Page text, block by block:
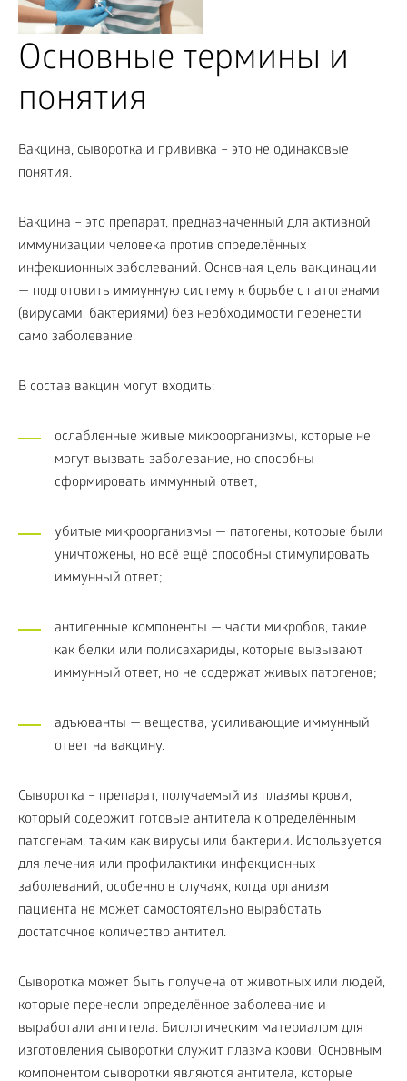
Основные термины и
понятия
Вакцина, сыворотка и прививка – это не одинаковые
понятия.
Вакцина – это препарат, предназначенный для активной
иммунизации человека против определённых
инфекционных заболеваний. Основная цель вакцинации
— подготовить иммунную систему к борьбе с патогенами
(вирусами, бактериями) без необходимости перенести
само заболевание.
В состав вакцин могут входить:
ослабленные живые микроорганизмы, которые не
могут вызвать заболевание, но способны
сформировать иммунный ответ;
убитые микроорганизмы — патогены, которые были
уничтожены, но всё ещё способны стимулировать
иммунный ответ;
антигенные компоненты — части микробов, такие
как белки или полисахариды, которые вызывают
иммунный ответ, но не содержат живых патогенов;
адъюванты — вещества, усиливающие иммунный
ответ на вакцину.
Сыворотка – препарат, получаемый из плазмы крови,
который содержит готовые антитела к определённым
патогенам, таким как вирусы или бактерии. Используется
для лечения или профилактики инфекционных
заболеваний, особенно в случаях, когда организм
пациента не может самостоятельно выработать
достаточное количество антител.
Сыворотка может быть получена от животных или людей,
которые перенесли определённое заболевание и
выработали антитела. Биологическим материалом для
изготовления сыворотки служит плазма крови. Основным
компонентом сыворотки являются антитела, которые